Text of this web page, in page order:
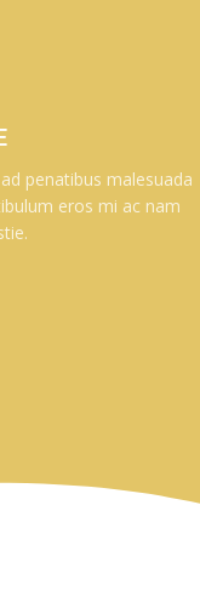
penatibus malesuada
eros mi ac nam